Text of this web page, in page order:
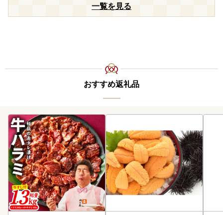
一覧を見る
おすすめ返礼品